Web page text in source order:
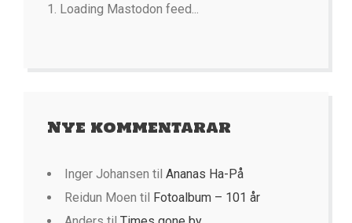
Loading Mastodon feed...
Nye kommentarar
Inger Johansen til Ananas Ha-På
Reidun Moen til Fotoalbum – 101 år